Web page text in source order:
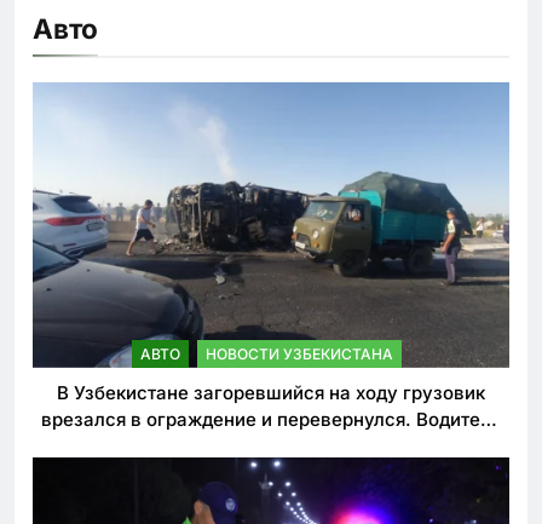
Авто
АВТО НОВОСТИ УЗБЕКИСТАНА
В Узбекистане загоревшийся на ходу грузовик
врезался в ограждение и перевернулся. Водитель